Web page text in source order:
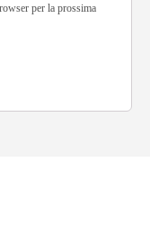
per la prossima